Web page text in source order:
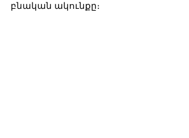
բնական ակունքը։